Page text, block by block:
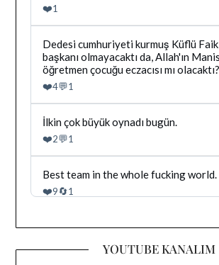
Dağhan
Irak
tarafindan
yazilan
gonderiyi
goruntule
❤️1
Bluesky'da
Dağhan
Irak
tarafindan
yazilan
gonderiyi
goruntule
Dedesi cumhuriyeti kurmuş Küflü
başkanı olmayacaktı da, Allah'ın
öğretmen çocuğu eczacısı mı olacaktı?
❤️4💬1
Bluesky'da
Dağhan
Irak
tarafindan
yazilan
gonderiyi
goruntule
İlkin çok büyük oynadı bugün.
❤️2💬1
Bluesky'da
Dağhan
Irak
yazilan
goruntule
Best team in the whole fucking world.
❤️9🔄1
YOUTUBE KANALIM